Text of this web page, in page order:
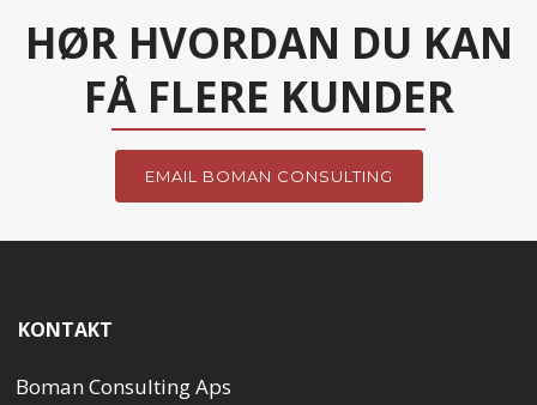
HØR HVORDAN DU KAN
FÅ FLERE KUNDER
EMAIL BOMAN CONSULTING
KONTAKT
Boman Consulting Aps